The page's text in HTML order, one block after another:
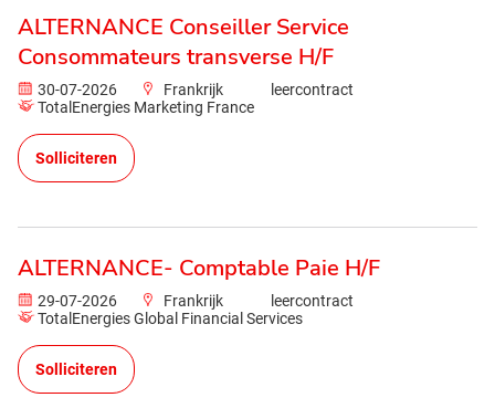
ALTERNANCE Conseiller Service
Consommateurs transverse H/F
30-07-2026 Frankrijk
leercontract
TotalEnergies Marketing France
Solliciteren
ALTERNANCE- Comptable Paie H/F
29-07-2026 Frankrijk
leercontract
TotalEnergies Global Financial Services
Solliciteren